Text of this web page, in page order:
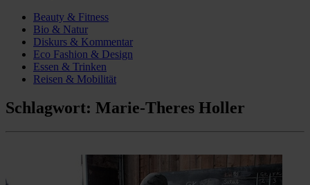
Beauty & Fitness
Bio & Natur
Diskurs & Kommentar
Eco Fashion & Design
Essen & Trinken
Reisen & Mobilität
Schlagwort: Marie-Theres Holler